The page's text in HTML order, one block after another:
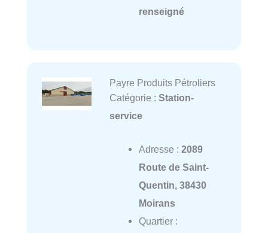
renseigné
Payre Produits Pétroliers
Catégorie : Station-
service
Adresse : 2089
Route de Saint-
Quentin, 38430
Moirans
Quartier :